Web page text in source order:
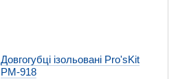
Довгогубці ізольовані Pro'sKit
PM-918